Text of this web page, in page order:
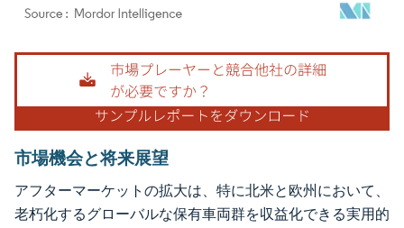
画像 © Mordor Intelligence。再利用にはCC BY 4.0の表示が必要です。
市場機会と将来展望
アフターマーケットの拡大は、特に北米と欧州において、
老朽化するグローバルな保有車両群を収益化できる実用的